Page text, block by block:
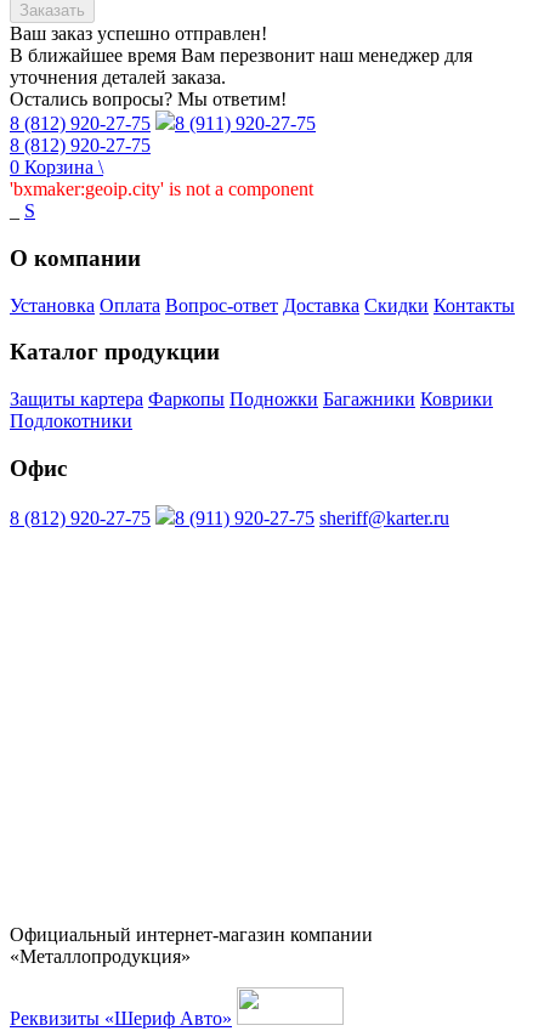
Заказать
Ваш заказ успешно отправлен!
В ближайшее время Вам перезвонит наш менеджер для
уточнения деталей заказа.
Остались вопросы? Мы ответим!
8 (812) 920-27-75
8 (911) 920-27-75
8 (812) 920-27-75
0 Корзина \
'bxmaker:geoip.city' is not a component
S
О компании
Установка Оплата Вопрос-ответ Доставка Скидки Контакты
Каталог продукции
Защиты картера Фаркопы Подножки Багажники Коврики
Подлокотники
Офис
8 (812) 920-27-75 8 (911) 920-27-75 sheriff@karter.ru
Официальный интернет-магазин компании
«Металлопродукция»
Реквизиты «Шериф Авто»